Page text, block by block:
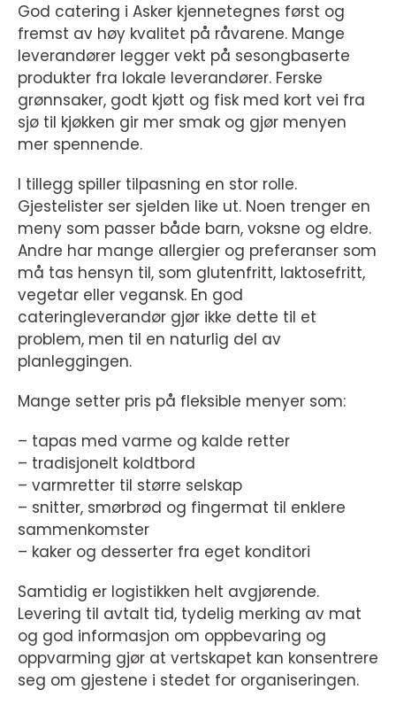
God catering i Asker kjennetegnes først og
fremst av høy kvalitet på råvarene. Mange
leverandører legger vekt på sesongbaserte
produkter fra lokale leverandører. Ferske
grønnsaker, godt kjøtt og fisk med kort vei fra
sjø til kjøkken gir mer smak og gjør menyen
mer spennende.
I tillegg spiller tilpasning en stor rolle.
Gjestelister ser sjelden like ut. Noen trenger en
meny som passer både barn, voksne og eldre.
Andre har mange allergier og preferanser som
må tas hensyn til, som glutenfritt, laktosefritt,
vegetar eller vegansk. En god
cateringleverandør gjør ikke dette til et
problem, men til en naturlig del av
planleggingen.
Mange setter pris på fleksible menyer som:
– tapas med varme og kalde retter
– tradisjonelt koldtbord
– varmretter til større selskap
– snitter, smørbrød og fingermat til enklere
sammenkomster
– kaker og desserter fra eget konditori
Samtidig er logistikken helt avgjørende.
Levering til avtalt tid, tydelig merking av mat
og god informasjon om oppbevaring og
oppvarming gjør at vertskapet kan konsentrere
seg om gjestene i stedet for organiseringen.